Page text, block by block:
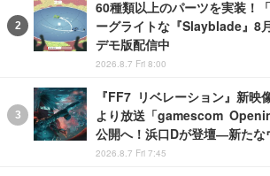
60種類以上のパーツを実装！
ーグライトな『Slayblade』8
デモ版配信中
2026.8.7 Fri 8:00
『FF7 リベレーション』新映
より放送「gamescom
公開へ！浜口Dが登壇―新たな
2026.8.7 Fri 7:45